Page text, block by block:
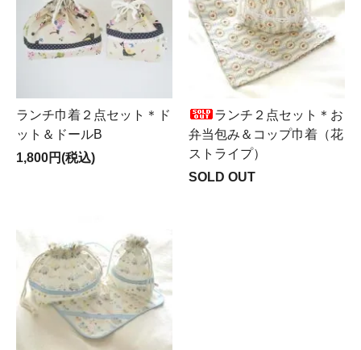
ランチ巾着２点セット＊ド
ット＆ドールB
1,800円(税込)
ランチ２点セット＊お
弁当包み＆コップ巾着（花
ストライプ）
SOLD OUT